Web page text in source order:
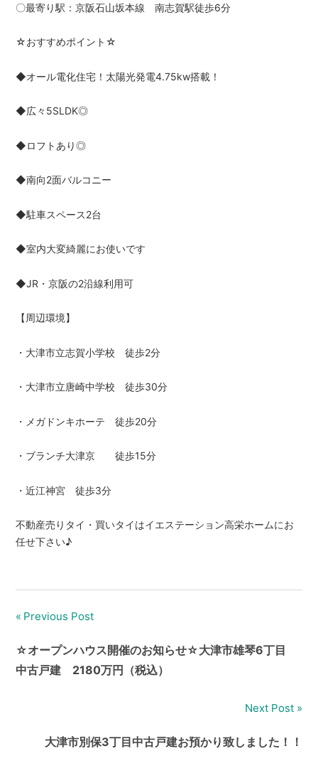
〇最寄り駅：京阪石山坂本線 南志賀駅徒歩6分
☆おすすめポイント☆
◆オール電化住宅！太陽光発電4.75kw搭載！
◆広々5SLDK◎
◆ロフトあり◎
◆南向2面バルコニー
◆駐車スペース2台
◆室内大変綺麗にお使いです
◆JR・京阪の2沿線利用可
【周辺環境】
・大津市立志賀小学校 徒歩2分
・大津市立唐崎中学校 徒歩30分
・メガドンキホーテ 徒歩20分
・ブランチ大津京 徒歩15分
・近江神宮 徒歩3分
不動産売りタイ・買いタイはイエステーション高栄ホームにお
任せ下さい♪
投
稿
ナ
Previous Post
☆オープンハウス開催のお知らせ☆大津市雄琴6丁目
中古戸建 2180万円（税込）
Next Post
大津市別保3丁目中古戸建お預かり致しました！！